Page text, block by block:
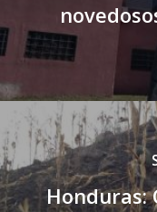
Honduras: